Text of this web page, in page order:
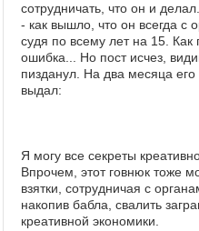
сотрудничать, что он и
- как вышло, что он всегда с
судя по всему лет на 15.
ошибка... Но пост исчез,
пизданул. На два месяца
выдал:
Я могу все секреты
Впрочем, этот говнюк тоже
взятки, сотрудничая с
накопив бабла, свалить
креативной экономики.